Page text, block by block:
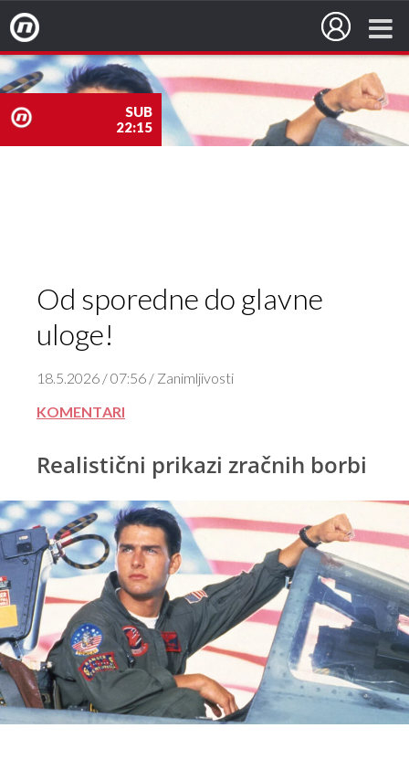
SUB
22:15
Nova TV
Od sporedne do glavne
uloge!
18.5.2026 / 07:56 / Zanimljivosti
KOMENTARI
Realistični prikazi zračnih borbi